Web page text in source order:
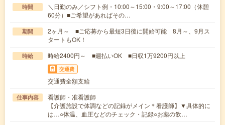
時間
＼日勤のみ／シフト例・10:00～15:00・9:00～17:00（休憩
60分）■ご希望があればその…
期間
2ヶ月～ ■ご応募から最短3日後に開始可能 8月～、9月ス
タートもOK！
時給 時給2400円～ ■週払いOK ■日収1万9200円以上
交通費
交通費全額支給
仕事内容
看護師・准看護師
【介護施設で体調などの記録がメイン＊看護師】▼具体的に
は…○体温、血圧などのチェック・記録○お薬の飲…